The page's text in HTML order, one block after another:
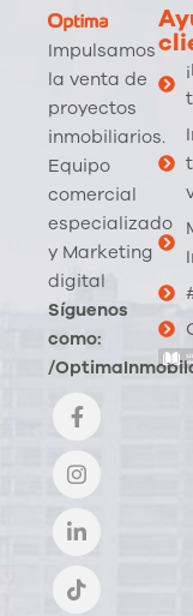
Impulsamos
la venta de
proyectos
inmobiliarios.
Equipo
comercial
especializado
y Marketing
digital
Síguenos
como:
/